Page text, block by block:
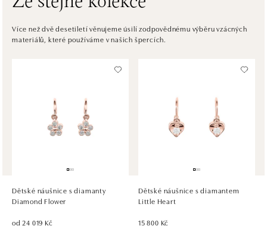
ALOve OC Eurovea, Bratislava
Pribinova 8, 811 09 Bratislava
tel.: +421917090467
Ivanská cesta 16, 821 04 Bratislava
tel.: +421 917 090 372
dnes otevřeno od 10:00
Pribinova 8, 811 09 Bratislava
dnes otevřeno od 10:00
Více než dvě desetiletí věnujeme úsilí zodpovědnému výběru vzácných
materiálů, které používáme v našich špercích.
Dětské náušnice s diamanty
Diamond Flower
od 24 019 Kč
Dětské náušnice s diamantem
Little Heart
15 800 Kč